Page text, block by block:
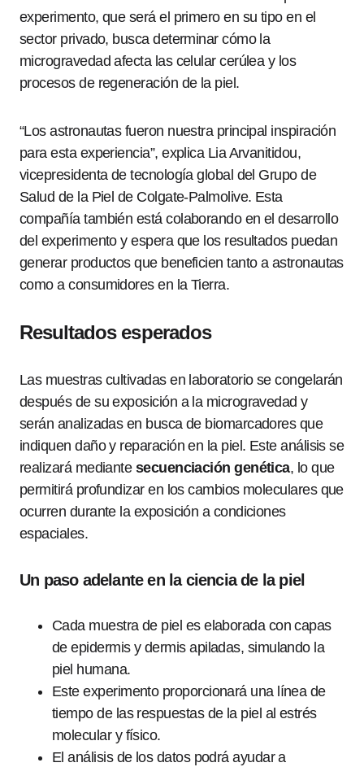
experimento, que será el primero en su tipo en el
sector privado, busca determinar cómo la
microgravedad afecta las celular cerúlea y los
procesos de regeneración de la piel.
“Los astronautas fueron nuestra principal inspiración
para esta experiencia”, explica Lia Arvanitidou,
vicepresidenta de tecnología global del Grupo de
Salud de la Piel de Colgate-Palmolive. Esta
compañía también está colaborando en el desarrollo
del experimento y espera que los resultados puedan
generar productos que beneficien tanto a astronautas
como a consumidores en la Tierra.
Resultados esperados
Las muestras cultivadas en laboratorio se congelarán
después de su exposición a la microgravedad y
serán analizadas en busca de biomarcadores que
indiquen daño y reparación en la piel. Este análisis se
realizará mediante secuenciación genética, lo que
permitirá profundizar en los cambios moleculares que
ocurren durante la exposición a condiciones
espaciales.
Un paso adelante en la ciencia de la piel
Cada muestra de piel es elaborada con capas
de epidermis y dermis apiladas, simulando la
piel humana.
Este experimento proporcionará una línea de
tiempo de las respuestas de la piel al estrés
molecular y físico.
El análisis de los datos podrá ayudar a